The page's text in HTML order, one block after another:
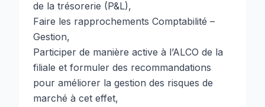
de la trésorerie (P&L),
Faire les rapprochements Comptabilité –
Gestion,
Participer de manière active à l’ALCO de la
filiale et formuler des recommandations
pour améliorer la gestion des risques de
marché à cet effet,